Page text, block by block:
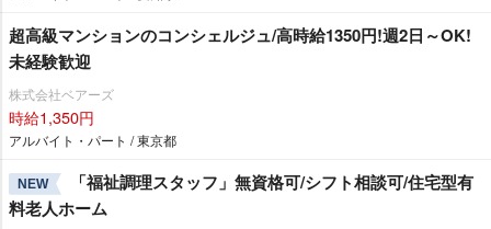
超高級マンションのコンシェルジュ/高時給1350円!週2日～OK!
未経験歓迎
株式会社ベアーズ
時給1,350円
アルバイト・パート / 東京都
NEW
「福祉調理スタッフ」無資格可/シフト相談可/住宅型有
料老人ホーム